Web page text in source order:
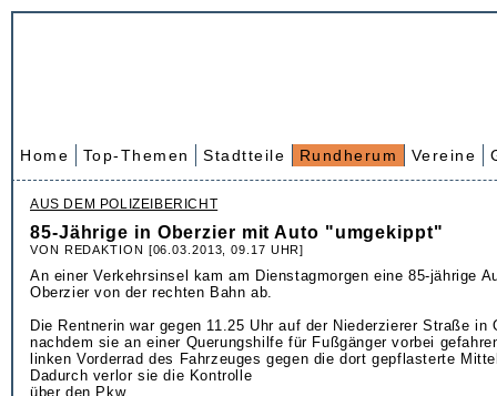
Home Top-Themen Stadtteile Rundherum Vereine
AUS DEM POLIZEIBERICHT
85-Jährige in Oberzier mit Auto "umgekippt"
VON REDAKTION [06.03.2013, 09.17 UHR]
An einer Verkehrsinsel kam am Dienstagmorgen eine 85-jährige
Oberzier von der rechten Bahn ab.
Die Rentnerin war gegen 11.25 Uhr auf der Niederzierer Straße in
nachdem sie an einer Querungshilfe für Fußgänger vorbei
linken Vorderrad des Fahrzeuges gegen die dort gepflasterte
Dadurch verlor sie die Kontrolle
über den Pkw.